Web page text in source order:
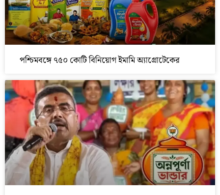
পশ্চিমবঙ্গে ৭৫০ কোটি বিনিয়োগ ইমামি অ্যাগ্রোটেকের